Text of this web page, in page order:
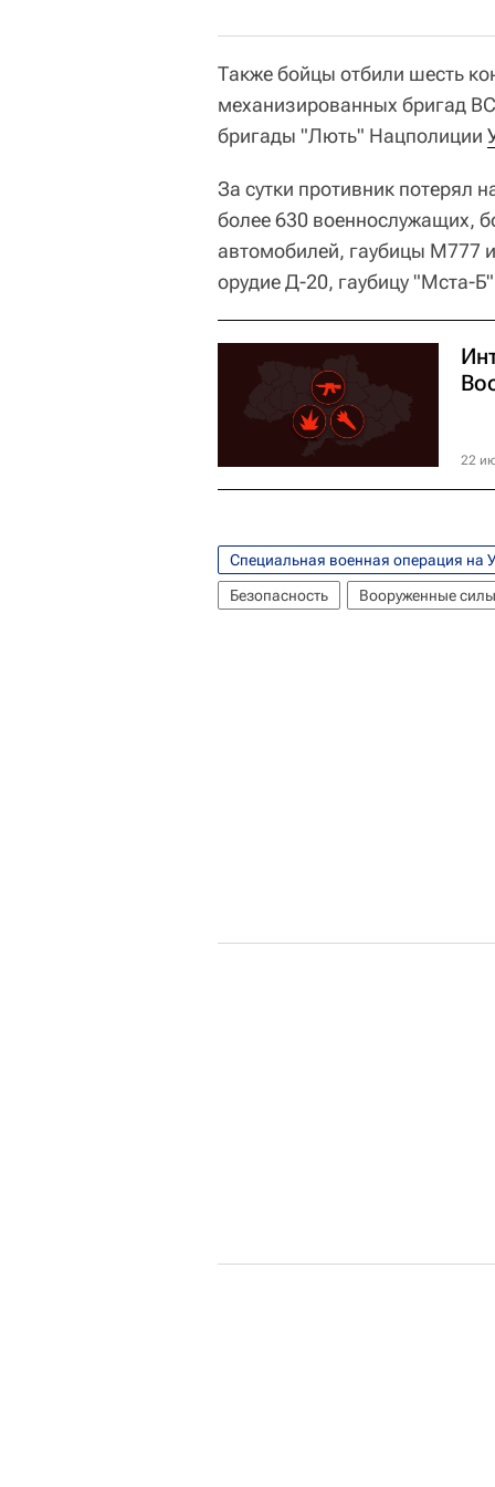
Также бойцы отбили шесть
механизированных бригад
бригады "Лють" Нацполиции
За сутки противник потерял
более 630 военнослужащих,
автомобилей, гаубицы М777
орудие Д-20, гаубицу "Мста-
22
Специальная военная операция на
Безопасность
Вооруженные